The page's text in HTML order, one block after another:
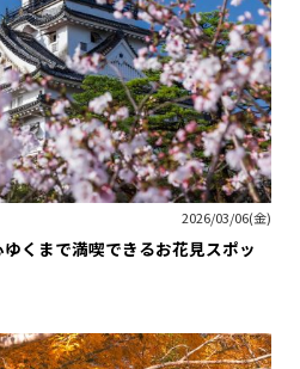
2026/03/06(金)
ゆくまで満喫できるお花見スポッ